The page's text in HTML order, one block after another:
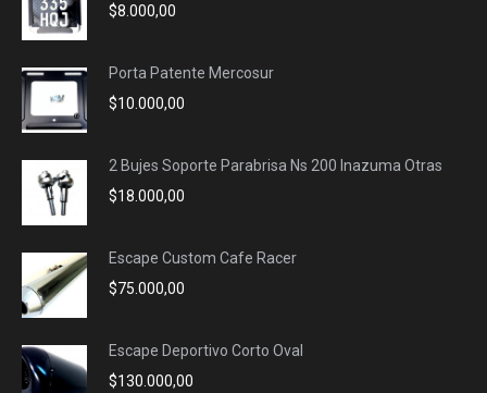
windowwindowwindowwindow
$8.000,00
Porta Patente Mercosur
$10.000,00
2 Bujes Soporte Parabrisa Ns 200 Inazuma Otras
$18.000,00
Escape Custom Cafe Racer
$75.000,00
Escape Deportivo Corto Oval
$130.000,00